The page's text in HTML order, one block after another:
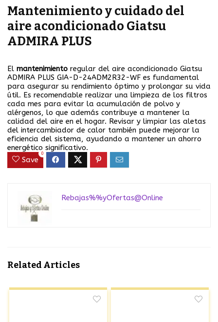
Mantenimiento y cuidado del
aire acondicionado Giatsu
ADMIRA PLUS
El mantenimiento regular del aire acondicionado Giatsu
ADMIRA PLUS GIA-D-24ADM2R32-WF es fundamental
para asegurar su rendimiento óptimo y prolongar su vida
útil. Es recomendable realizar una limpieza de los filtros
cada mes para evitar la acumulación de polvo y
alérgenos, lo que además contribuye a mantener la
calidad del aire en el hogar. Revisar y limpiar las aletas
del intercambiador de calor también puede mejorar la
eficiencia del sistema, ayudando a mantener un ahorro
energético significativo.
Save
0
Rebajas%%yOfertas@Online
Related Articles